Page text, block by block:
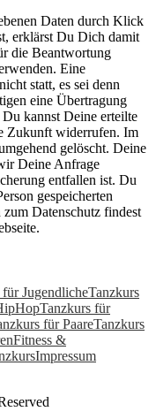
Daten durch Klick
erklärst Du Dich damit
die Beantwortung
Eine
statt, es sei denn
eine Übertragung
kannst Deine erteilte
Zukunft widerrufen. Im
gelöscht. Deine
Deine Anfrage
entfallen ist. Du
gespeicherten
Datenschutz findest
JugendlicheTanzkurs
Tanzkurs für
für PaareTanzkurs
Fitness &
Impressum